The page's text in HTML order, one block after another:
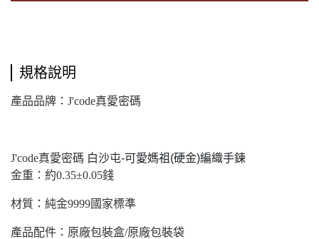
規格說明
產品品牌：J'code真愛密碼
J'code真愛密碼 白沙屯-可愛媽祖(硬金)編織手鍊
金重：約0.35±0.05錢
材質：純金9999國家標準
產品配件：原廠包裝盒/原廠包裝袋